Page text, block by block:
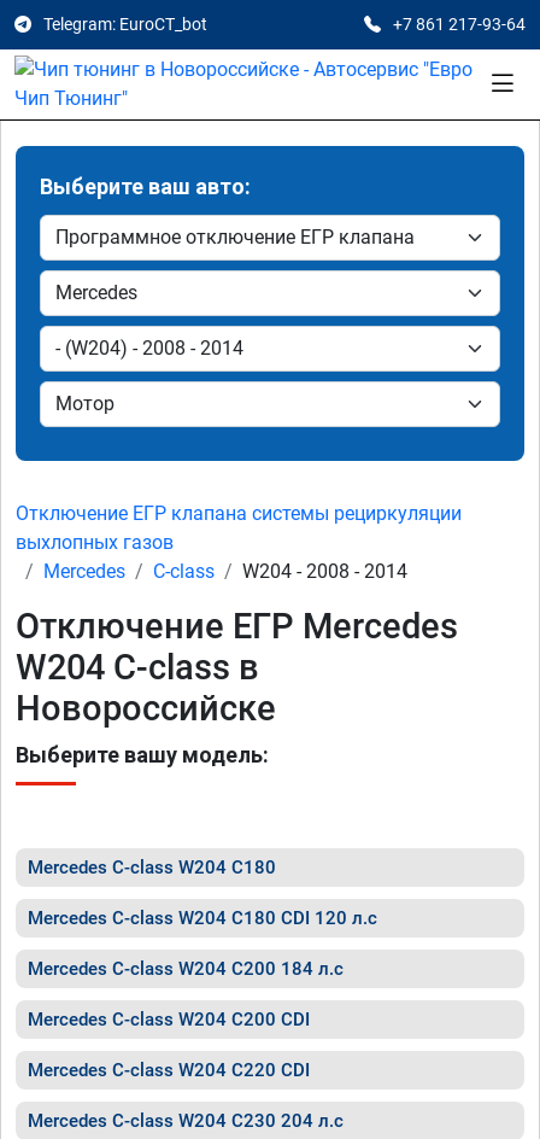
Telegram: EuroCT_bot +7 861 217-93-64
Выберите ваш авто:
Отключение ЕГР клапана системы рециркуляции
выхлопных газов
Mercedes
C-class W204 - 2008 - 2014
Отключение ЕГР Mercedes
W204 C-class в
Новороссийске
Выберите вашу модель:
Mercedes C-class W204 C180
Mercedes C-class W204 C180 CDI 120 л.с
Mercedes C-class W204 C200 184 л.с
Mercedes C-class W204 C200 CDI
Mercedes C-class W204 C220 CDI
Mercedes C-class W204 C230 204 л.с